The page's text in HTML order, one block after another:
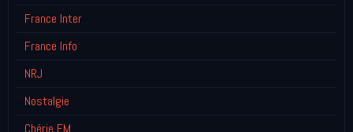
France Inter
France Info
NRJ
Nostalgie
Chérie FM